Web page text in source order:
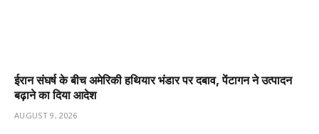
ईरान संघर्ष के बीच अमेरिकी हथियार भंडार पर दबाव, पेंटागन ने उत्पादन
बढ़ाने का दिया आदेश
AUGUST 9, 2026